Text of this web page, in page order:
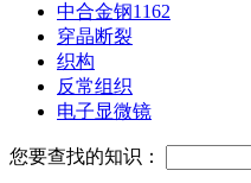
中合金钢1162
穿晶断裂
织构
反常组织
电子显微镜
您要查找的知识：